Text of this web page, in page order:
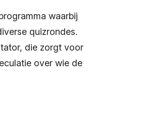
waarbij
quizrondes.
die zorgt voor
over wie de